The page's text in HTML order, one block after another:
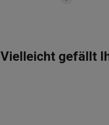
Vielleicht gefällt